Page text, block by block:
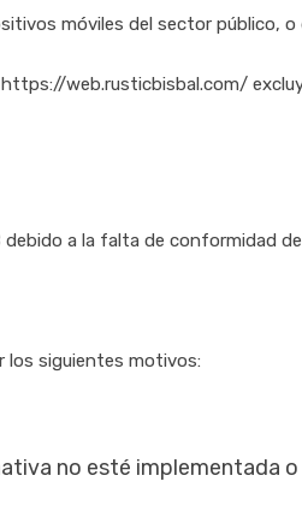
móviles del sector público, o
https://web.rusticbisbal.com/
a la falta de conformidad
los siguientes motivos:
no esté implementada